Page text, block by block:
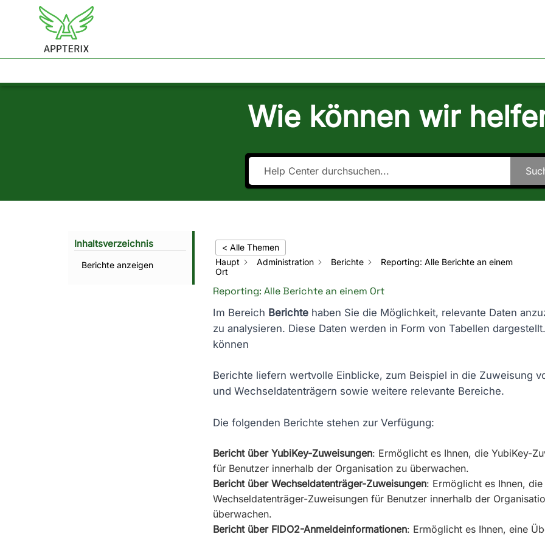
Wie können wir
Inhaltsverzeichnis
Berichte anzeigen
< Alle Themen
Haupt
Administration Berichte
Reporting: Alle Berichte an einem
Ort
Reporting: Alle Berichte an einem Ort
Im Bereich Berichte haben Sie die Möglichkeit, relevante Daten
zu analysieren. Diese Daten werden in Form von Tabellen
können
Berichte liefern wertvolle Einblicke, zum Beispiel in die Zuweisung
und Wechseldatenträgern sowie weitere relevante Bereiche.
Die folgenden Berichte stehen zur Verfügung:
Bericht über YubiKey-Zuweisungen: Ermöglicht es Ihnen, die YubiKey-
für Benutzer innerhalb der Organisation zu überwachen.
Bericht über Wechseldatenträger-Zuweisungen: Ermöglicht es Ihnen, die
Wechseldatenträger-Zuweisungen für Benutzer innerhalb der
überwachen.
Bericht über FIDO2-Anmeldeinformationen: Ermöglicht es Ihnen, eine